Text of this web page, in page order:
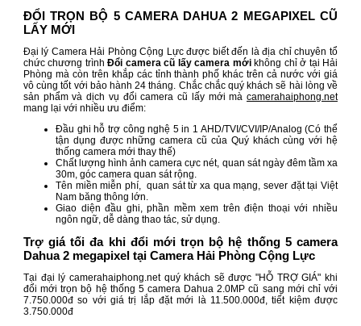
ĐỔI TRỌN BỘ 5 CAMERA DAHUA 2 MEGAPIXEL CŨ
LẤY MỚI
Đại lý Camera Hải Phòng Cộng Lực được biết đến là địa chỉ chuyên tổ
chức chương trìnhĐổi camera cũ lấy camera mớikhông chỉ ở tại Hải
Phòng mà còn trên khắp các tỉnh thành phố khác trên cả nước với giá
vô cùng tốt với bảo hành 24 tháng. Chắc chắc quý khách sẽ hài lòng về
sản phẩm và dịch vụ đổi camera cũ lấy mới mà camerahaiphong.net
mang lại với nhiều ưu điểm:
Đầu ghi hỗ trợ công nghệ 5 in 1 AHD/TVI/CVI/IP/Analog (Có thể
tận dụng được những camera cũ của Quý khách cùng với hệ
thống camera mới thay thế)
Chất lượng hình ảnh camera cực nét, quan sát ngày đêm tầm xa
30m, góc camera quan sát rộng.
Tên miền miễn phí, quan sát từ xa qua mạng, sever đặt tại Việt
Nam băng thông lớn.
Giao diện đầu ghi, phần mềm xem trên điện thoại với nhiều
ngôn ngữ, dễ dàng thao tác, sử dụng.
Trợ giá tối đa khi đổi mới trọn bộ hệ thống 5 camera
Dahua 2 megapixel tại Camera Hải Phòng Cộng Lực
Tại đại lý camerahaiphong.net quý khách sẽ được "HỖ TRỢ GIÁ" khi
đổi mới trọn bộ hệ thống 5 camera Dahua 2.0MP cũ sang mới chỉ với
7.750.000đ so với giá trị lắp đặt mới là 11.500.000đ, tiết kiệm được
3.750.000đ